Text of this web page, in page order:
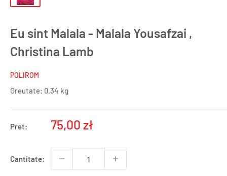
Eu sint Malala - Malala Yousafzai ,
Christina Lamb
POLIROM
Greutate: 0.34 kg
Pret:
Pret
75,00 zł
Cantitate: